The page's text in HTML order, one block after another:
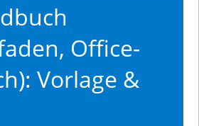
Office-
Vorlage &